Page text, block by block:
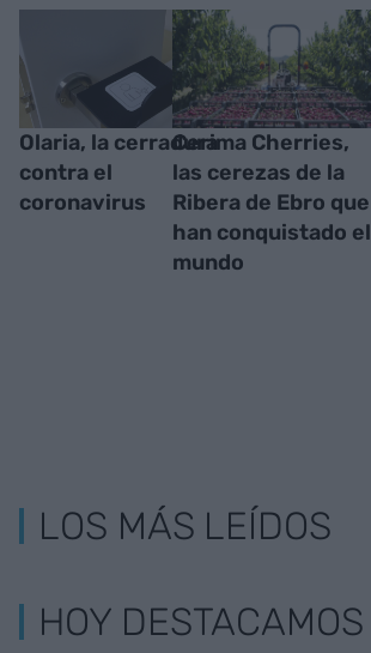
Olaria, la cerradura
contra el
coronavirus
Cerima Cherries,
las cerezas de la
Ribera de Ebro que
han conquistado el
mundo
LOS MÁS LEÍDOS
HOY DESTACAMOS